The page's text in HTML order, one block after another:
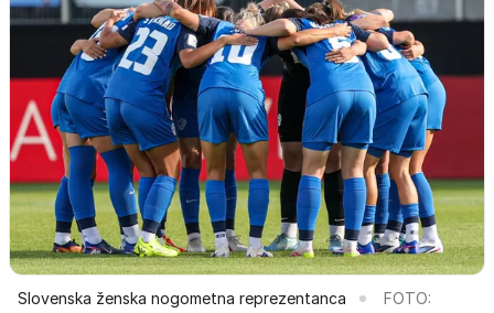
Slovenska ženska nogometna reprezentanca
FOTO: